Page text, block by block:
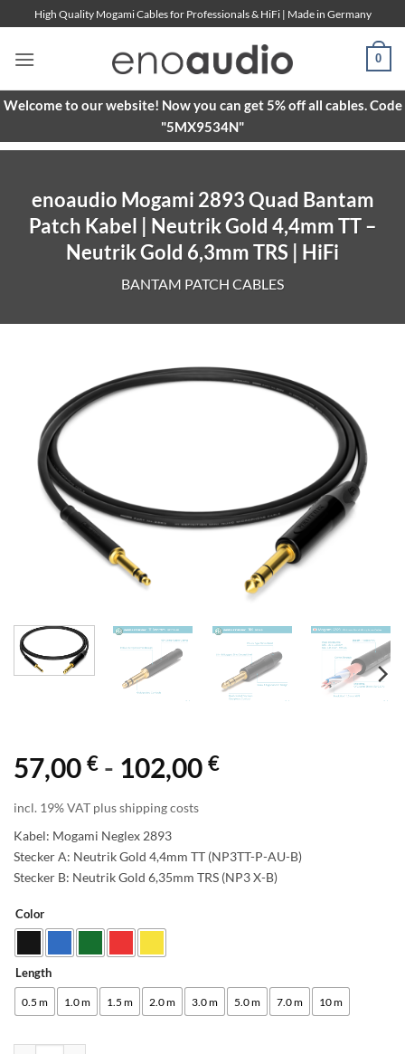
to
content
High Quality Mogami Cables for Professionals & HiFi | Made in Germany
0
Welcome to our website! Now you can get 5% off all cables. Code
"5MX9534N"
enoaudio Mogami 2893 Quad Bantam
Patch Kabel | Neutrik Gold 4,4mm TT –
Neutrik Gold 6,3mm TRS | HiFi
BANTAM PATCH CABLES
57,00 € - 102,00 €
incl. 19% VAT plus shipping costs
Kabel: Mogami Neglex 2893
Stecker A: Neutrik Gold 4,4mm TT (NP3TT-P-AU-B)
Stecker B: Neutrik Gold 6,35mm TRS (NP3 X-B)
Color
Length
0.5 m 1.0 m 1.5 m 2.0 m 3.0 m 5.0 m 7.0 m 10 m
Alternative: